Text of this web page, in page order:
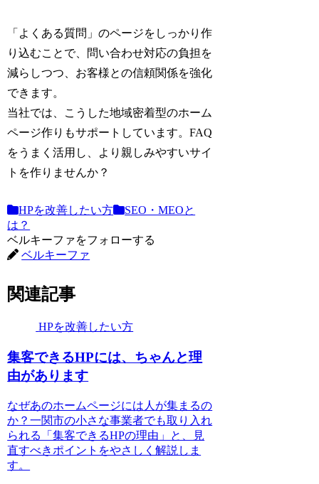
「よくある質問」のページをしっかり作
り込むことで、問い合わせ対応の負担を
減らしつつ、お客様との信頼関係を強化
できます。
当社では、こうした地域密着型のホーム
ページ作りもサポートしています。FAQ
をうまく活用し、より親しみやすいサイ
トを作りませんか？
HPを改善したい方
SEO・MEOと
は？
ベルキーファをフォローする
ベルキーファ
関連記事
HPを改善したい方
集客できるHPには、ちゃんと理
由があります
なぜあのホームページには人が集まるの
か？一関市の小さな事業者でも取り入れ
られる「集客できるHPの理由」と、見
直すべきポイントをやさしく解説しま
す。